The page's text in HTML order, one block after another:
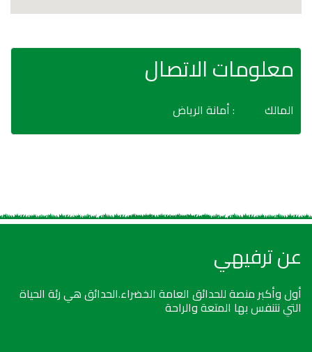
معلومات الاتصال
المالك : أمانة الرياض
عن ترفيهي
أول وأكبر منصة للحدائق العامة الخضراء.الحدائق هي رئة الحياة
التي نتنفس بها المتعة والراحة